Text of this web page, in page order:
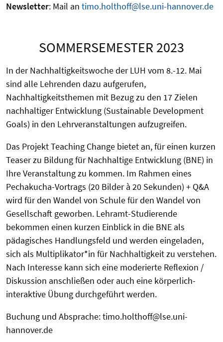
Newsletter: Mail an timo.holthoff@lse.uni-hannover.de
SOMMERSEMESTER 2023
In der Nachhaltigkeitswoche der LUH vom 8.-12. Mai
sind alle Lehrenden dazu aufgerufen,
Nachhaltigkeitsthemen mit Bezug zu den 17 Zielen
nachhaltiger Entwicklung (Sustainable Development
Goals) in den Lehrveranstaltungen aufzugreifen.
Das Projekt Teaching Change bietet an, für einen kurzen
Teaser zu Bildung für Nachhaltige Entwicklung (BNE) in
Ihre Veranstaltung zu kommen. Im Rahmen eines
Pechakucha-Vortrags (20 Bilder à 20 Sekunden) + Q&A
wird für den Wandel von Schule für den Wandel von
Gesellschaft geworben. Lehramt-Studierende
bekommen einen kurzen Einblick in die BNE als
pädagisches Handlungsfeld und werden eingeladen,
sich als Multiplikator*in für Nachhaltigkeit zu verstehen.
Nach Interesse kann sich eine moderierte Reflexion /
Diskussion anschließen oder auch eine körperlich-
interaktive Übung durchgeführt werden.
Buchung und Absprache: timo.holthoff@lse.uni-
hannover.de